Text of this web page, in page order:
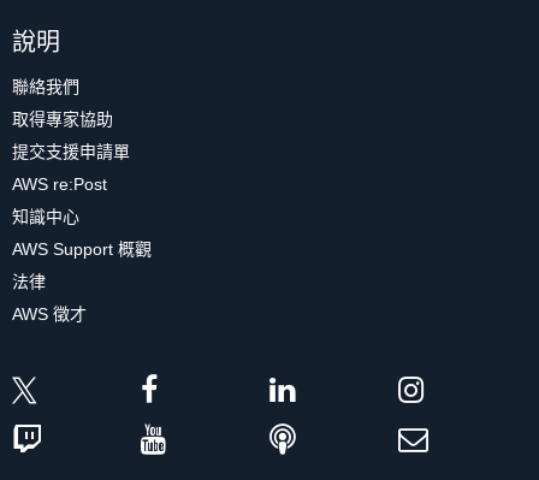
說明
聯絡我們
取得專家協助
提交支援申請單
AWS re:Post
知識中心
AWS Support 概觀
法律
AWS 徵才